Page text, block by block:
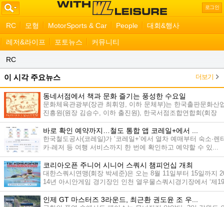
로그인
RC 모형 MotorSports & Car People 대회&행사
레저&라이프 포토뉴스 커뮤니티
RC
이 시각 주요뉴스 더보기
동네서점에서 책과 문화 즐기는 풍성한 수요일
문화체육관광부(장관 최휘영, 이하 문체부)는 한국출판문화산
진흥원(원장 김승수, 이하 출진원), 한국서점조합연합회(회장
오...
바로 확인 예약까지…철도 통합 앱 코레일+에서 ...
한국철도공사(코레일)가 ‘코레일+’에서 열차 예매부터 숙소·렌
카·레저 등 여행 서비스까지 한 번에 확인하고 예약할 수 있...
코리아오픈 주니어 시니어 스쿼시 챔피언십 개최
대한스쿼시연맹(회장 박세준)은 오는 8월 11일부터 15일까지
14년 아시안게임 경기장인 인천 열우물스쿼시경기장에서 ‘제19
회...
인제 GT 마스터즈 3라운드, 최근환 권도윤 조 우...